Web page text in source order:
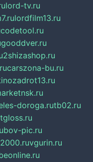
lord-tv.ru
lordfilm13.ru
codetool.ru
gooddver.ru
2shizashop.ru
carszona-bu.ru
doroga.rutb02.ru
pic.ru
vgurin.ru